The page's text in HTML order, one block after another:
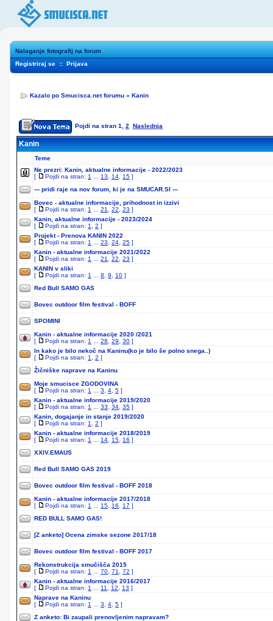
Nalaganje fotografij na forum
Registriraj se :: Prijava
Kazalo po Smucisca.net forumu » Kanin
Pojdi na stran 1 2 Naslednja
Kanin
Teme
Ne prezri: Kanin, aktualne informacije - 2022/2023
[
Pojdi na stran: 1 13 14 15 ]
--- pridi raje na nov forum, ki je na SMUCAR.SI ---
Bovec - aktualne informacije, prihodnost in izzivi
[
Pojdi na stran: 1 21 22 23 ]
Kanin, aktualne informacije - 2023/2024
[
Pojdi na stran: 1 2 ]
Projekt - Prenova KANIN 2022
[
Pojdi na stran: 1 23 24 25 ]
Kanin - aktualne informacije 2021/2022
[
Pojdi na stran: 1 21 22 23 ]
KANIN v sliki
[
Pojdi na stran: 1 8 9 10 ]
Red Bull SAMO GAS
Bovec outdoor film festival - BOFF
SPOMINI
Kanin - aktualne informacije 2020 /2021
[
Pojdi na stran: 1 28 29 30 ]
In kako je bilo nekoč na Kaninu(ko je bilo še polno snega..)
[
Pojdi na stran: 1 2 ]
Žičniške naprave na Kaninu
Moje smucisce ZGODOVINA
[
Pojdi na stran: 1 3 4 5 ]
Kanin - aktualne informacije 2019/2020
[
Pojdi na stran: 1 33 34 35 ]
Kanin, dogajanje in stanje 2019/2020
[
Pojdi na stran: 1 2 ]
Kanin - aktualne informacije 2018/2019
[
Pojdi na stran: 1 14 15 16 ]
XXIV.EMAUS
Red Bull SAMO GAS 2019
Bovec outdoor film festival - BOFF 2018
Kanin - aktualne informacije 2017/2018
[
Pojdi na stran: 1 15 16 17 ]
RED BULL SAMO GAS!
[Z anketo] Ocena zimske sezone 2017/18
Bovec outdoor film festival - BOFF 2017
Rekonstrukcija smučišča 2015
[
Pojdi na stran: 1 70 71 72 ]
Kanin - aktualne informacije 2016/2017
[
Pojdi na stran: 1 11 12 13 ]
Naprave na Kaninu
[
Pojdi na stran: 1 3 4 5 ]
Z anketo: Bi zaupali prenovljenim napravam?